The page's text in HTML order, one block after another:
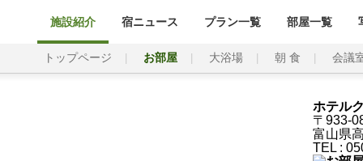
施設紹介 宿ニュース プラン一覧 部屋一覧
トップページ お部屋 大浴場 朝 食 会議
ホテル
〒933-
富山県
TEL :